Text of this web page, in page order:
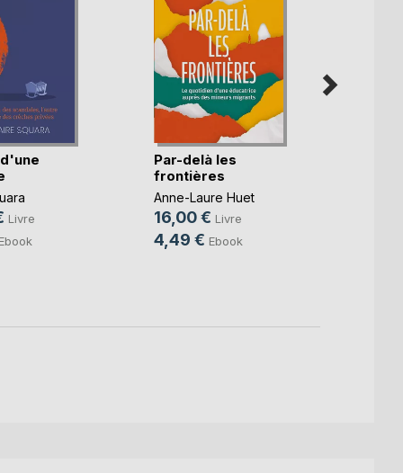
Livre
Par-delà les
frontières
Anne-Laure Huet
16,00 € Livre
4,49 € Ebook